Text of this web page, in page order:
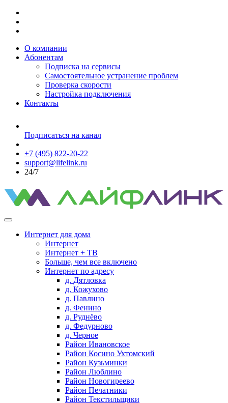
О компании
Абонентам
Подписка на сервисы
Самостоятельное устранение проблем
Проверка скорости
Настройка подключения
Контакты
Подписаться на канал
+7 (495) 822-20-22
support@lifelink.ru
24/7
Интернет для дома
Интернет
Интернет + ТВ
Больше, чем все включено
Интернет по адресу
д. Дятловка
д. Кожухово
д. Павлино
д. Фенино
д. Руднёво
д. Федурново
д. Черное
Район Ивановское
Район Косино Ухтомский
Район Кузьминки
Район Люблино
Район Новогиреево
Район Печатники
Район Текстильщики